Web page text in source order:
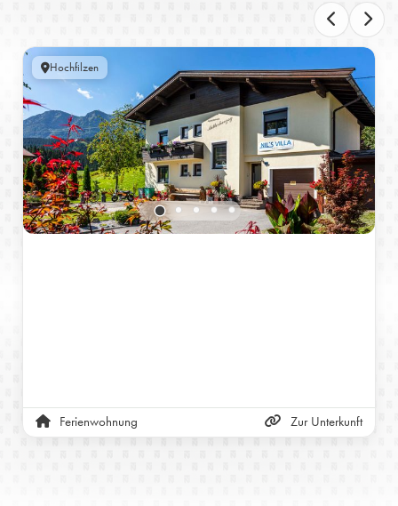
Hochfilzen
Ferienwohnung Zur Unterkunft